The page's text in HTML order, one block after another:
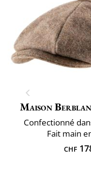
Maison
Confectionné
Fait main
CHF